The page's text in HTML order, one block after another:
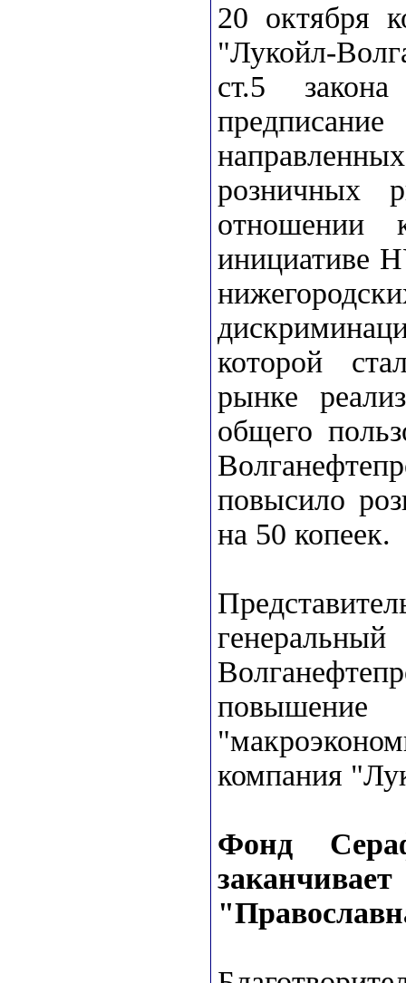
20 октября
"Лукойл-
ст.5
розничных
отношении
инициативе
которой
рынке
общего
повысило
на 50 копеек.
компания
Фонд